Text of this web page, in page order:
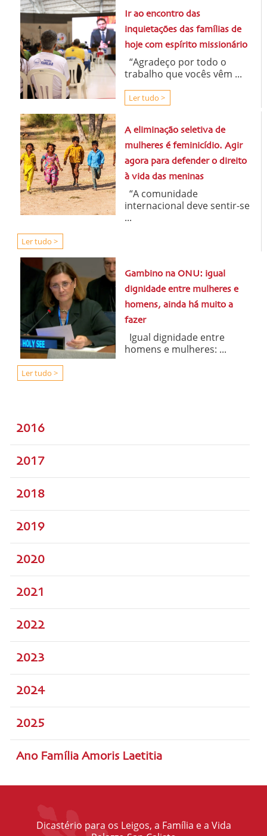
Ir ao encontro das
inquietações das famílias de
hoje com espírito missionário
“Agradeço por todo o
trabalho que vocês vêm ...
Ler tudo >
A eliminação seletiva de
mulheres é feminicídio. Agir
agora para defender o direito
à vida das meninas
“A comunidade
internacional deve sentir-se
...
Ler tudo >
Gambino na ONU: igual
dignidade entre mulheres e
homens, ainda há muito a
fazer
Igual dignidade entre
homens e mulheres: ...
Ler tudo >
2016
2017
2018
2019
2020
2021
2022
2023
2024
2025
Ano Família Amoris Laetitia
Dicastério para os Leigos, a Família e a Vida